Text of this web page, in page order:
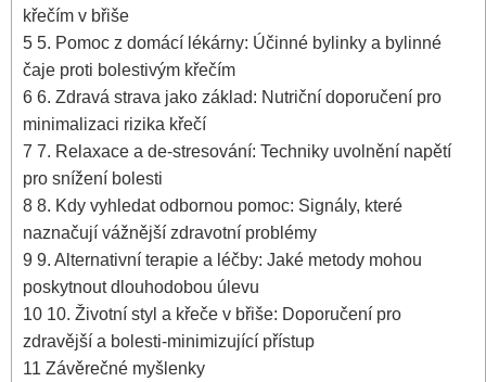
křečím v ​břiše
5 5. ​Pomoc z domácí lékárny: Účinné bylinky a bylinné
čaje proti bolestivým křečím
6 6. Zdravá strava jako základ: Nutriční doporučení pro
minimalizaci rizika křečí
7 7. Relaxace a de-stresování: Techniky uvolnění napětí
pro ⁣snížení ​bolesti
8 8. Kdy vyhledat odbornou pomoc: Signály, které
naznačují vážnější zdravotní‌ problémy
9 9. Alternativní⁣ terapie ​a‍ léčby: ⁢Jaké metody mohou
⁢poskytnout dlouhodobou úlevu
10 10. Životní⁣ styl a křeče ⁢v břiše: Doporučení pro
zdravější a bolesti-minimizující přístup
11 Závěrečné myšlenky